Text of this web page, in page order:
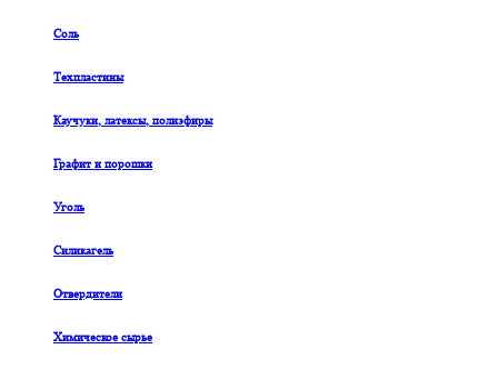
Соль
Техпластины
Каучуки, латексы, полиэфиры
Графит и порошки
Уголь
Силикагель
Отвердители
Химическое сырье